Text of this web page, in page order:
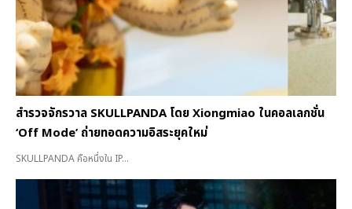
สำรวจจักรวาล SKULLPANDA โดย Xiongmiao ในคอลเลกชั่น
‘Off Mode’ ถ่ายทอดความอิสระยุคใหม่
SKULLPANDA คือหนึ่งใน IP...